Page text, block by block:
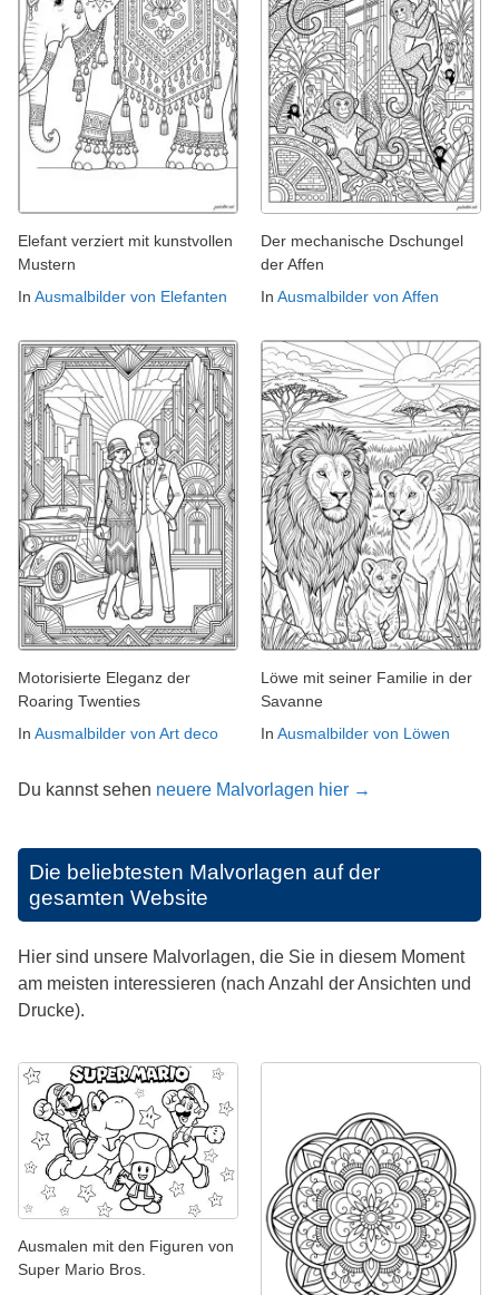
Elefant verziert mit kunstvollen
Mustern
In Ausmalbilder von Elefanten
Der mechanische Dschungel
der Affen
In Ausmalbilder von Affen
Motorisierte Eleganz der
Roaring Twenties
In Ausmalbilder von Art deco
Löwe mit seiner Familie in der
Savanne
In Ausmalbilder von Löwen
Du kannst sehen neuere Malvorlagen hier →
Die beliebtesten Malvorlagen auf der
gesamten Website
Hier sind unsere Malvorlagen, die Sie in diesem Moment
am meisten interessieren (nach Anzahl der Ansichten und
Drucke).
Ausmalen mit den Figuren von
Super Mario Bros.